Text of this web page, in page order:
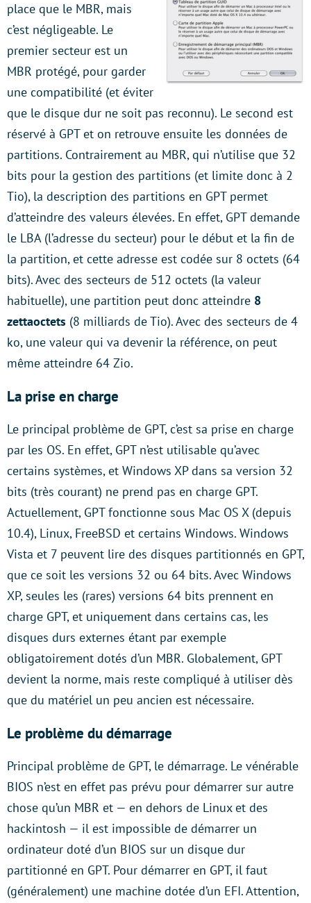
place que le MBR, mais
c’est négligeable. Le
premier secteur est un
MBR protégé, pour garder
une compatibilité (et éviter
que le disque dur ne soit pas reconnu). Le second est
réservé à GPT et on retrouve ensuite les données de
partitions. Contrairement au MBR, qui n’utilise que 32
bits pour la gestion des partitions (et limite donc à 2
Tio), la description des partitions en GPT permet
d’atteindre des valeurs élevées. En effet, GPT demande
le LBA (l’adresse du secteur) pour le début et la fin de
la partition, et cette adresse est codée sur 8 octets (64
bits). Avec des secteurs de 512 octets (la valeur
habituelle), une partition peut donc atteindre 8
zettaoctets (8 milliards de Tio). Avec des secteurs de 4
ko, une valeur qui va devenir la référence, on peut
même atteindre 64 Zio.
La prise en charge
Le principal problème de GPT, c’est sa prise en charge
par les OS. En effet, GPT n’est utilisable qu’avec
certains systèmes, et Windows XP dans sa version 32
bits (très courant) ne prend pas en charge GPT.
Actuellement, GPT fonctionne sous Mac OS X (depuis
10.4), Linux, FreeBSD et certains Windows. Windows
Vista et 7 peuvent lire des disques partitionnés en GPT,
que ce soit les versions 32 ou 64 bits. Avec Windows
XP, seules les (rares) versions 64 bits prennent en
charge GPT, et uniquement dans certains cas, les
disques durs externes étant par exemple
obligatoirement dotés d’un MBR. Globalement, GPT
devient la norme, mais reste compliqué à utiliser dès
que du matériel un peu ancien est nécessaire.
Le problème du démarrage
Principal problème de GPT, le démarrage. Le vénérable
BIOS n’est en effet pas prévu pour démarrer sur autre
chose qu’un MBR et — en dehors de Linux et des
hackintosh — il est impossible de démarrer un
ordinateur doté d’un BIOS sur un disque dur
partitionné en GPT. Pour démarrer en GPT, il faut
(généralement) une machine dotée d’un EFI. Attention,